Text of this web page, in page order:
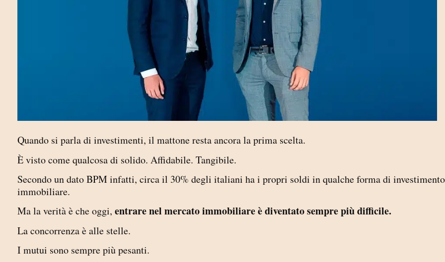
Quando si parla di investimenti, il mattone resta ancora la prima scelta.
È visto come qualcosa di solido. Affidabile. Tangibile.
Secondo un dato BPM infatti, circa il 30% degli italiani ha i propri soldi in qualche forma di investimento
immobiliare.
Ma la verità è che oggi, entrare nel mercato immobiliareè diventato sempre più difficile.
La concorrenza è alle stelle.
I mutui sono sempre più pesanti.